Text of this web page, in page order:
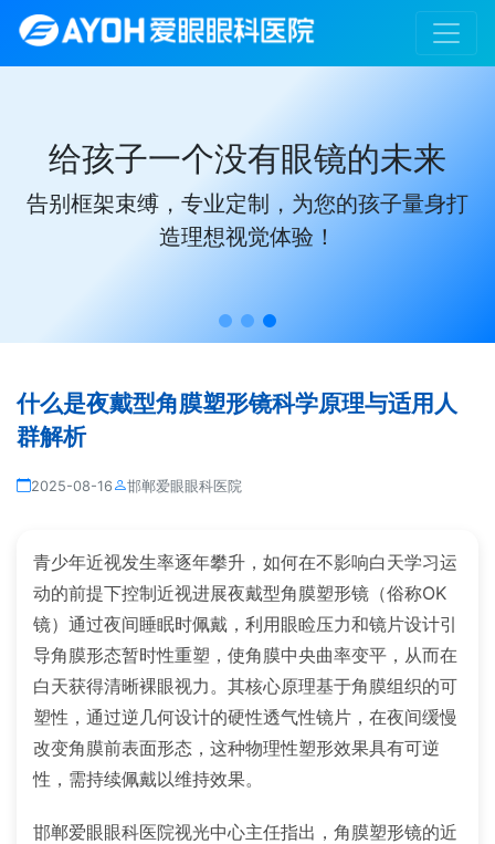
给孩子一个没有眼镜的未来
告别框架束缚，专业定制，为您的孩子量身打
造理想视觉体验！
什么是夜戴型角膜塑形镜科学原理与适用人
群解析
2025-08-16 邯郸爱眼眼科医院
青少年近视发生率逐年攀升，如何在不影响白天学习运
动的前提下控制近视进展夜戴型角膜塑形镜（俗称OK
镜）通过夜间睡眠时佩戴，利用眼睑压力和镜片设计引
导角膜形态暂时性重塑，使角膜中央曲率变平，从而在
白天获得清晰裸眼视力。其核心原理基于角膜组织的可
塑性，通过逆几何设计的硬性透气性镜片，在夜间缓慢
改变角膜前表面形态，这种物理性塑形效果具有可逆
性，需持续佩戴以维持效果。
邯郸爱眼眼科医院视光中心主任指出，角膜塑形镜的近